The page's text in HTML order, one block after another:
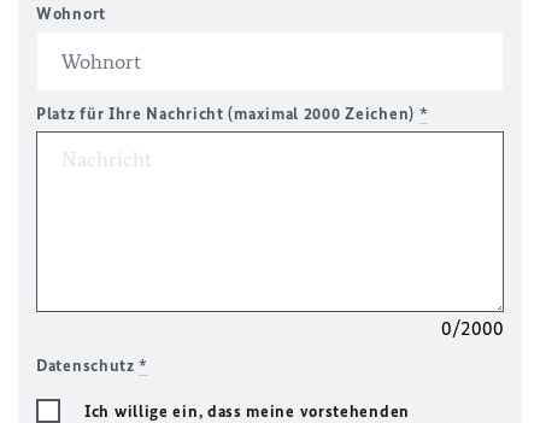
Wohnort
Platz für Ihre Nachricht (maximal 2000 Zeichen) *
0/2000
Datenschutz*
Ich willige ein, dass meine vorstehenden